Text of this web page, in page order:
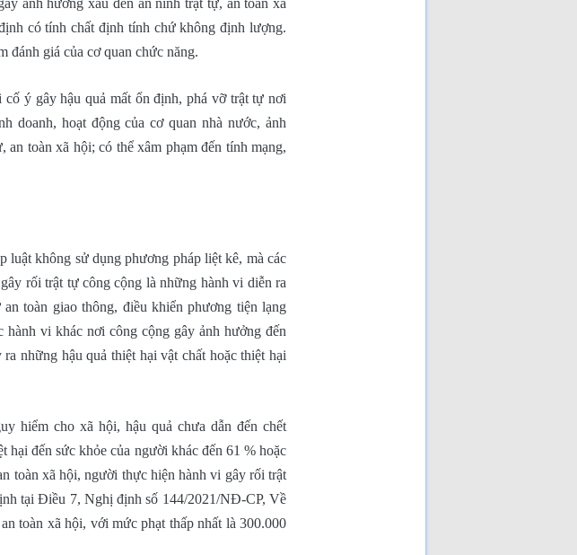
ảnh hưởng xấu đến an ninh trật tự, an toàn xã
có tính chất định tính chứ không định lượng.
đánh giá của cơ quan chức năng.
ý gây hậu quả mất ổn định, phá vỡ trật tự nơi
doanh, hoạt động của cơ quan nhà nước, ảnh
toàn xã hội; có thể xâm phạm đến tính mạng,
luật không sử dụng phương pháp liệt kê, mà các
rối trật tự công cộng là những hành vi diễn ra
toàn giao thông, điều khiển phương tiện lạng
vi khác nơi công cộng gây ảnh hưởng đến
những hậu quả thiệt hại vật chất hoặc thiệt hại
hiểm cho xã hội, hậu quả chưa dẫn đến chết
hại đến sức khỏe của người khác đến 61 % hoặc
toàn xã hội, người thực hiện hành vi gây rối trật
tại Điều 7, Nghị định số 144/2021/NĐ-CP, Về
toàn xã hội, với mức phạt thấp nhất là 300.000